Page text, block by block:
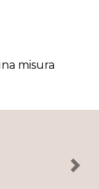
misura
Next
×